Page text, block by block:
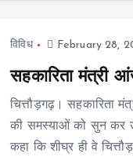
विविध February 28,
सहकारिता मंत्री
चित्तौड़गढ़। सहकारिता
की समस्याओं को सुन कर
कहा कि शीघ्र ही वे